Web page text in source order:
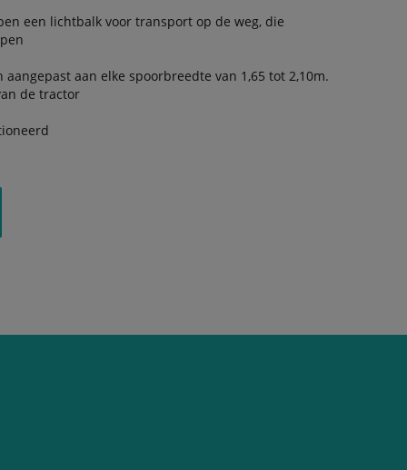
een lichtbalk voor transport op de weg, die
aan elke spoorbreedte van 1,65 tot 2,10m.
de tractor